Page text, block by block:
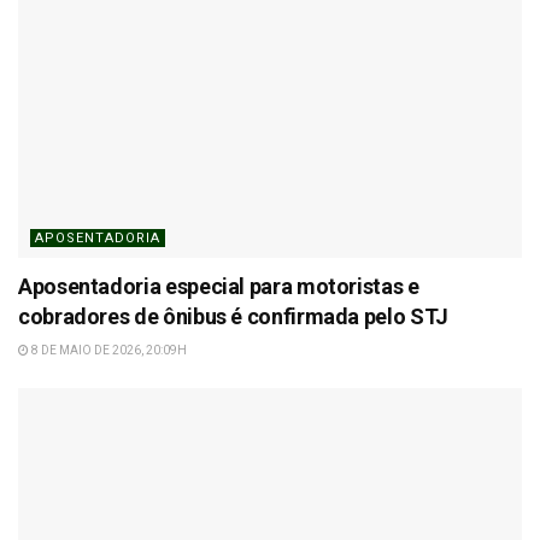
APOSENTADORIA
Aposentadoria especial para motoristas e
cobradores de ônibus é confirmada pelo STJ
8 DE MAIO DE 2026, 20:09H